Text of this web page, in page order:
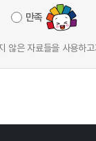
만족
않은 자료들을 사용하